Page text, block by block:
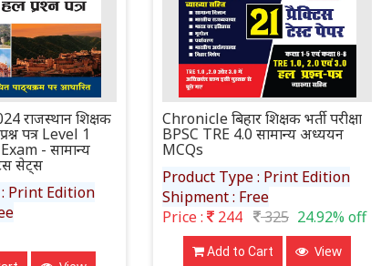
राजस्थान शिक्षक
पत्र Level 1
- सामान्य
सेट्स
Print Edition
Chronicle बिहार शिक्षक भर्ती परीक्षा
BPSC TRE 4.0 सामान्य अध्ययन
MCQs
Product Type : Print Edition
Shipment : Free
Price :
244 325 24.92% off
Add to Cart View